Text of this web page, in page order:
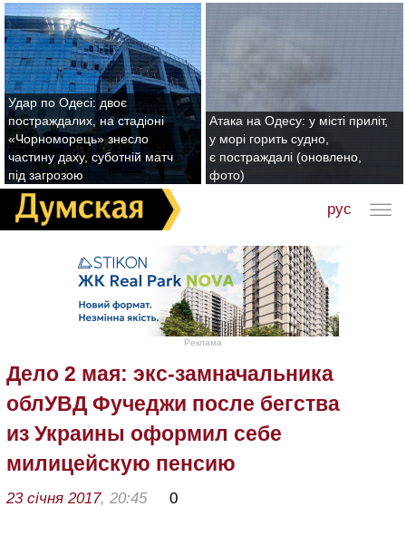
Удар по Одесі: двоє
постраждалих, на стадіоні
«Чорноморець» знесло
частину даху, суботній матч
під загрозою
Атака на Одесу: у місті приліт,
у морі горить судно,
є постраждалі (оновлено,
фото)
рус
Реклама
Дело 2 мая: экс-замначальника
облУВД Фучеджи после бегства
из Украины оформил себе
милицейскую пенсию
23 січня 2017, 20:45 0